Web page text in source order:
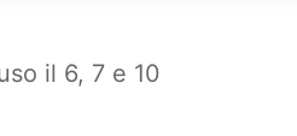
il 6, 7 e 10